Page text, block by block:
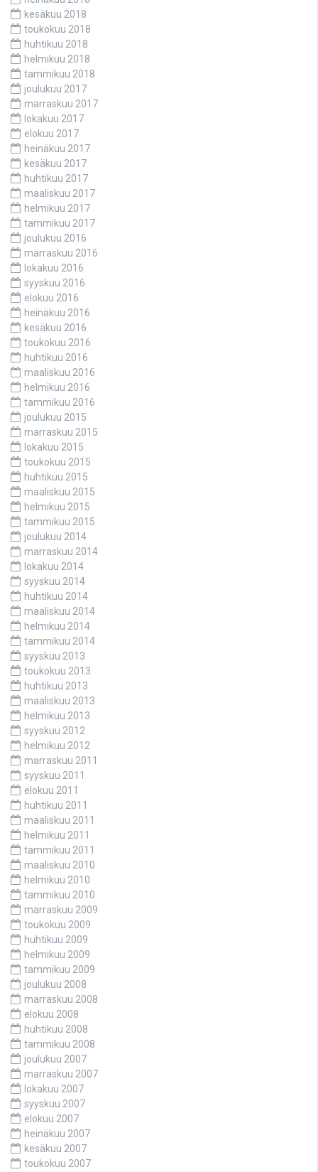
kesäkuu 2018
toukokuu 2018
huhtikuu 2018
helmikuu 2018
tammikuu 2018
joulukuu 2017
marraskuu 2017
lokakuu 2017
elokuu 2017
heinäkuu 2017
kesäkuu 2017
huhtikuu 2017
maaliskuu 2017
helmikuu 2017
tammikuu 2017
joulukuu 2016
marraskuu 2016
lokakuu 2016
syyskuu 2016
elokuu 2016
heinäkuu 2016
kesäkuu 2016
toukokuu 2016
huhtikuu 2016
maaliskuu 2016
helmikuu 2016
tammikuu 2016
joulukuu 2015
marraskuu 2015
lokakuu 2015
toukokuu 2015
huhtikuu 2015
maaliskuu 2015
helmikuu 2015
tammikuu 2015
joulukuu 2014
marraskuu 2014
lokakuu 2014
syyskuu 2014
huhtikuu 2014
maaliskuu 2014
helmikuu 2014
tammikuu 2014
syyskuu 2013
toukokuu 2013
huhtikuu 2013
maaliskuu 2013
helmikuu 2013
syyskuu 2012
helmikuu 2012
marraskuu 2011
syyskuu 2011
elokuu 2011
huhtikuu 2011
maaliskuu 2011
helmikuu 2011
tammikuu 2011
maaliskuu 2010
helmikuu 2010
tammikuu 2010
marraskuu 2009
toukokuu 2009
huhtikuu 2009
helmikuu 2009
tammikuu 2009
joulukuu 2008
marraskuu 2008
elokuu 2008
huhtikuu 2008
tammikuu 2008
joulukuu 2007
marraskuu 2007
lokakuu 2007
syyskuu 2007
elokuu 2007
heinäkuu 2007
kesäkuu 2007
toukokuu 2007